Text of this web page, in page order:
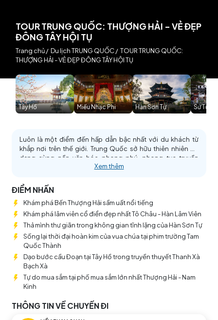
TOUR TRUNG QUỐC: THƯỢNG HẢI - VẺ ĐẸP
ĐÔNG TÂY HỘI TỤ
Trang chủ/ Du lịch TRUNG QUỐC/ TOUR TRUNG QUỐC:
THƯỢNG HẢI - VẺ ĐẸP ĐÔNG TÂY HỘI TỤ
Tây Hồ Miếu Nhạc Phi Hàn Sơn Tự Sư Tử
Luôn là một điểm đến hấp dẫn bậc nhất với du khách từ
khắp nơi trên thế giới. Trung Quốc sở hữu thiên nhiên đa
dạng cùng nền văn hóa phong phú, phong tục truyền
thống độc đáo và nền ẩm thực cực kỳ hấp dẫn sẵn sàng mê
Trung Quốc
điểm đến hàng đầu như Thượng Hải - thành phố giao thoa
hài hòa giữa những nét phương Đông lẫn những nét
phương Tây, Tô Châu - “Venice phương Đông”, Hàng Châu -
thành phố nổi tiếng và thịnh vượng nhất ở Trung Quốc hứa
hẹn sẽ là một chuyến đi ghi dấu ấn khó phai trong lòng du
khách.
Xem thêm
ĐIỂM NHẤN
Khám phá Bến Thượng Hải sầm uất nổi tiếng
Khám phá lâm viên cổ điển đẹp nhất Tô Châu - Hàn Lâm Viên
Thả mình thư giãn trong không gian tĩnh lặng của Hàn Sơn Tự
Sống lại thời đại hoàn kim của vua chúa tại phim trường Tam
Quốc Thành
Dạo bước cầu Đoạn tại Tây Hồ trong truyền thuyết Thanh Xà
Bạch Xà
Tự do mua sắm tại phố mua sắm lớn nhất Thượng Hải - Nam
Kinh
THÔNG TIN VỀ CHUYẾN ĐI